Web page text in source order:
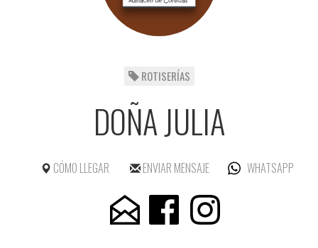
ROTISERÍAS
DOÑA JULIA
CÓMO LLEGAR ENVIAR MENSAJE WHATSAPP